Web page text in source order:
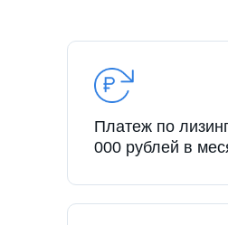
Платеж по
000 рублей в